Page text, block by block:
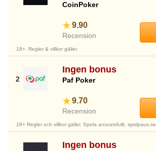
CoinPoker
9.90
Recension
18+. Regler & villkor gäller.
Ingen bonus
Paf Poker
9.70
Recension
18+ Regler och villkor gäller. Spela ansvarsfullt. spelpaus.se
Ingen bonus